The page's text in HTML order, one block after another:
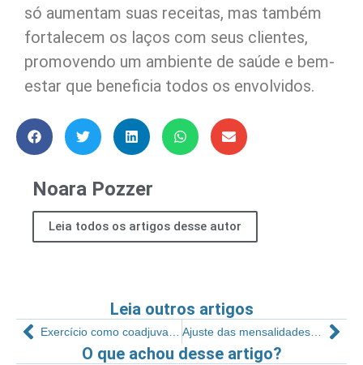
só aumentam suas receitas, mas também
fortalecem os laços com seus clientes,
promovendo um ambiente de saúde e bem-
estar que beneficia todos os envolvidos.
Noara Pozzer
Leia todos os artigos desse autor
Leia outros artigos
Ajuste das mensalidades do Pilates seguindo o IPCA
O que achou desse artigo?